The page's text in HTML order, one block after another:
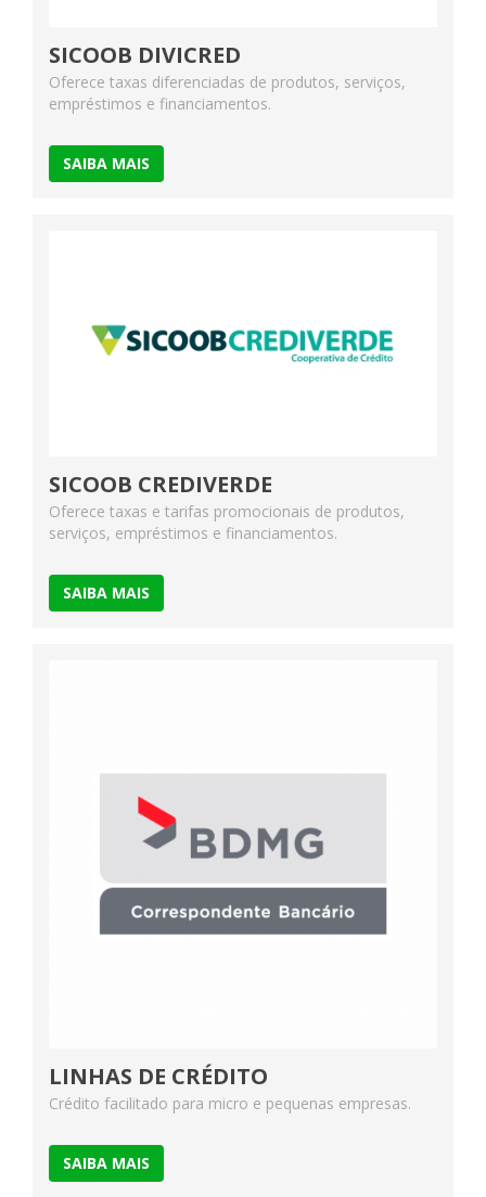
SICOOB DIVICRED
Oferece taxas diferenciadas de produtos, serviços,
empréstimos e financiamentos.
SAIBA MAIS
SICOOB CREDIVERDE
Oferece taxas e tarifas promocionais de produtos,
serviços, empréstimos e financiamentos.
SAIBA MAIS
LINHAS DE CRÉDITO
Crédito facilitado para micro e pequenas empresas.
SAIBA MAIS